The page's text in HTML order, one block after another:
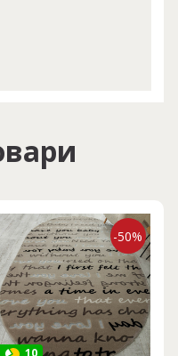
10
-50%